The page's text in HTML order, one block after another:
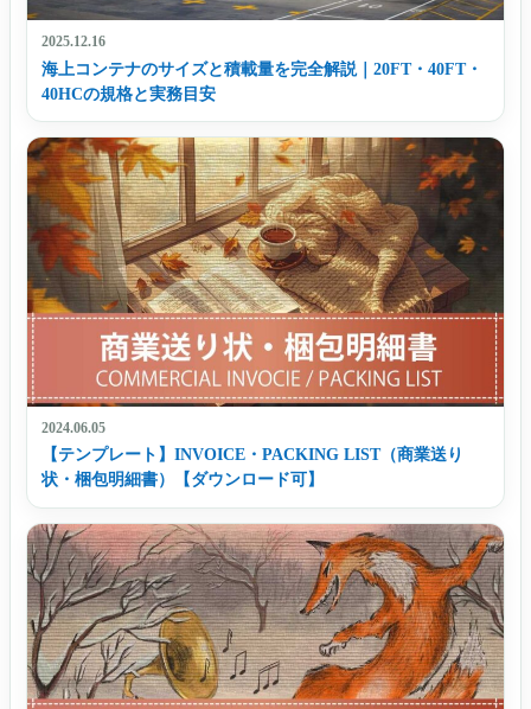
2025.12.16
海上コンテナのサイズと積載量を完全解説｜20FT・40FT・
40HCの規格と実務目安
2024.06.05
【テンプレート】INVOICE・PACKING LIST（商業送り
状・梱包明細書）【ダウンロード可】